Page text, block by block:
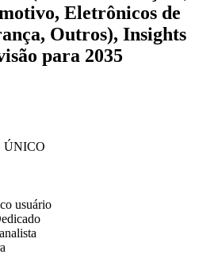
Eletrônicos de
Outros), Insights
para 2035
ÚNICO
usuário